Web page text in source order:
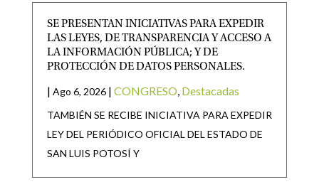
SE PRESENTAN INICIATIVAS PARA EXPEDIR
LAS LEYES, DE TRANSPARENCIA Y ACCESO A
LA INFORMACIÓN PÚBLICA; Y DE
PROTECCIÓN DE DATOS PERSONALES.
| Ago 6, 2026 | CONGRESO, Destacadas
TAMBIÉN SE RECIBE INICIATIVA PARA EXPEDIR
LEY DEL PERIÓDICO OFICIAL DEL ESTADO DE
SAN LUIS POTOSÍ Y